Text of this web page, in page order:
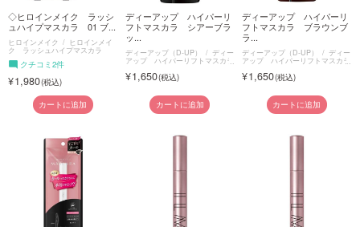
◇ヒロインメイク ラッシ
ュハイプマスカラ 01 ブ...
ヒロインメイク ヒロインメイ
ク ラッシュハイプマスカラ
クチコミ2件
1,980
カートに追加
ディーアップ ハイパーリ
フトマスカラ シアーブラ
ッ...
ディーアップ（D-UP） ディー
アップ ハイパーリフトマスカラ
1,650
カートに追加
ディーアップ ハイパーリ
フトマスカラ ブラウンブ
ラ...
ディーアップ（D-UP） ディー
アップ ハイパーリフトマスカラ
1,650
カートに追加